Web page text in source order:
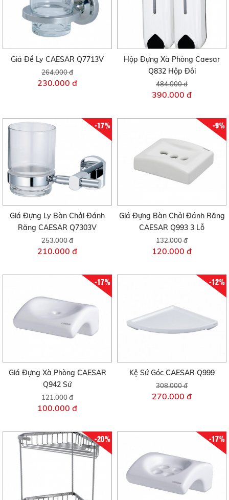
Giá Để Ly CAESAR Q7713V
264.000 đ
230.000 đ
Hộp Đựng Xà Phòng Caesar
Q832 Hộp Đôi
484.000 đ
390.000 đ
-17%
Giá Đựng Ly Bàn Chải Đánh
Răng CAESAR Q7303V
253.000 đ
210.000 đ
-9%
Giá Đựng Bàn Chải Đánh Răng
CAESAR Q993 3 Lỗ
132.000 đ
120.000 đ
-17%
Giá Đựng Xà Phòng CAESAR
Q942 Sứ
121.000 đ
100.000 đ
-12%
Kệ Sứ Góc CAESAR Q999
308.000 đ
270.000 đ
-20% -17%